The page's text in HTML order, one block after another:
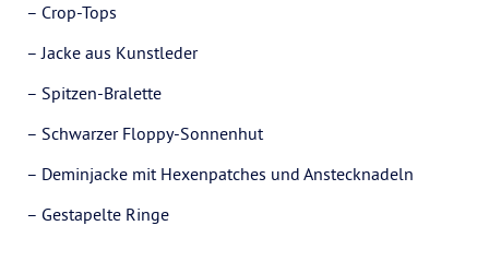
– Crop-Tops
– Jacke aus Kunstleder
– Spitzen-Bralette
– Schwarzer Floppy-Sonnenhut
– Deminjacke mit Hexenpatches und Anstecknadeln
– Gestapelte Ringe